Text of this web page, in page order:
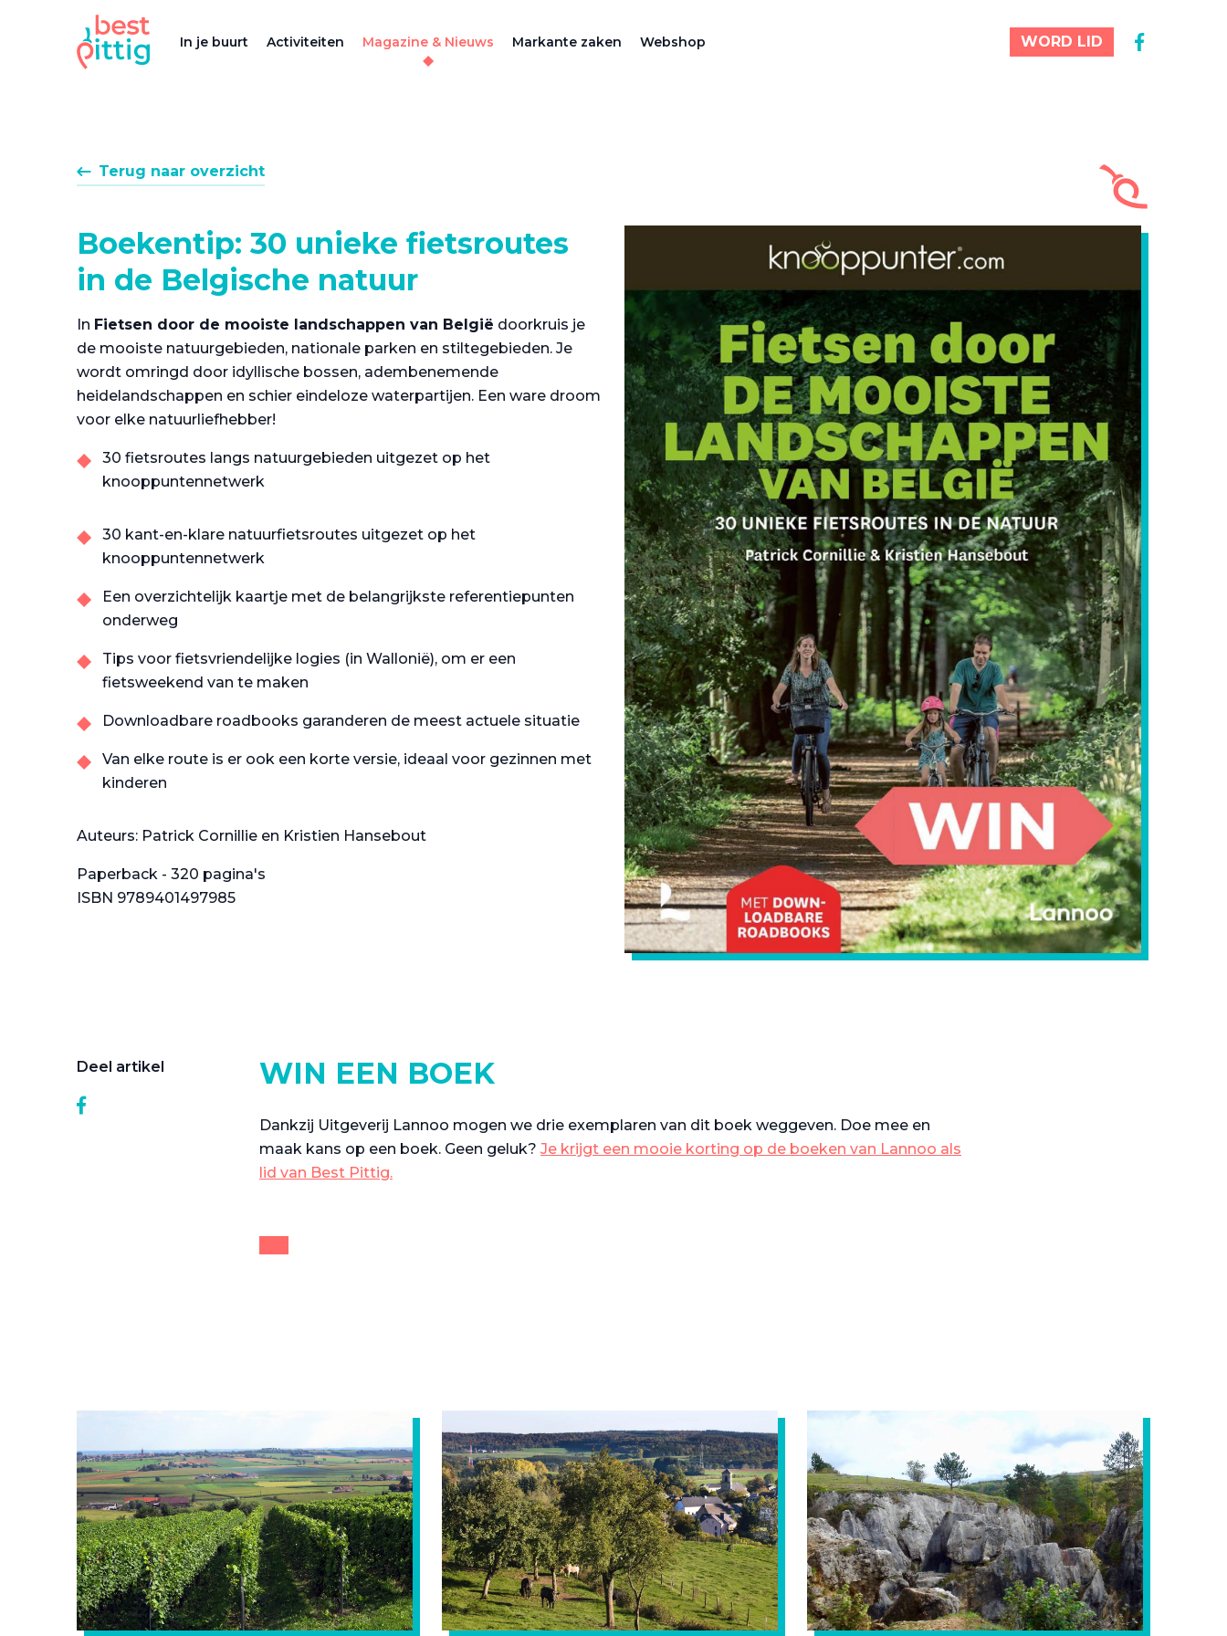
In je buurt Activiteiten Magazine & Nieuws Markante zaken Webshop WORD LID
Terug naar overzicht
Boekentip: 30 unieke fietsroutes
in de Belgische natuur
In Fietsen door de mooiste landschappen van België doorkruis je
de mooiste natuurgebieden, nationale parken en stiltegebieden. Je
wordt omringd door idyllische bossen, adembenemende
heidelandschappen en schier eindeloze waterpartijen. Een ware droom
voor elke natuurliefhebber!
30 fietsroutes langs natuurgebieden uitgezet op het
knooppuntennetwerk
30 kant-en-klare natuurfietsroutes uitgezet op het
knooppuntennetwerk
Een overzichtelijk kaartje met de belangrijkste referentiepunten
onderweg
Tips voor fietsvriendelijke logies (in Wallonië), om er een
fietsweekend van te maken
Downloadbare roadbooks garanderen de meest actuele situatie
Van elke route is er ook een korte versie, ideaal voor gezinnen met
kinderen
Auteurs: Patrick Cornillie en Kristien Hansebout
Paperback - 320 pagina's
ISBN 9789401497985
Deel artikel WIN EEN BOEK
Dankzij Uitgeverij Lannoo mogen we drie exemplaren van dit boek weggeven. Doe mee en
maak kans op een boek. Geen geluk? Je krijgt een mooie korting op de boeken van Lannoo als
lid van Best Pittig.